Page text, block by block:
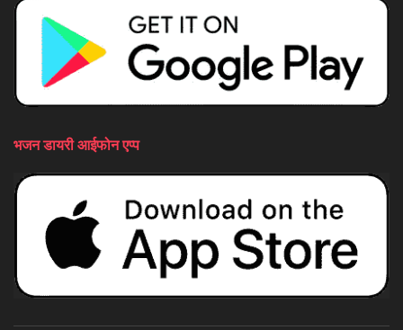
भजन डायरी आईफोन एप्प